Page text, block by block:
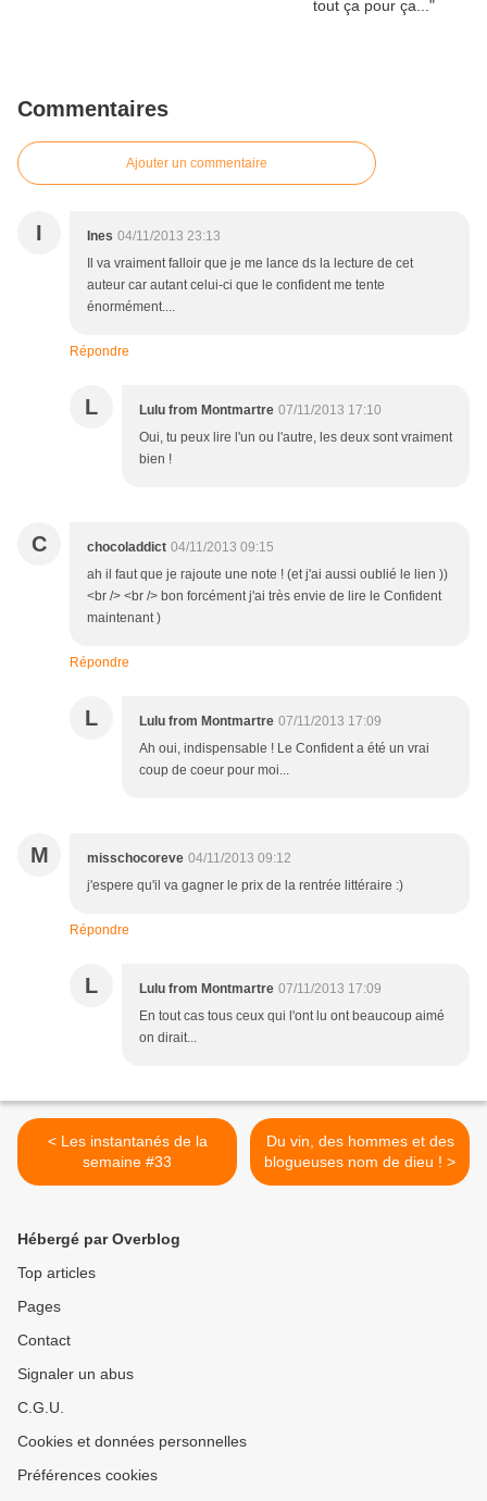
Commentaires
Ajouter un commentaire
I Ines 04/11/2013 23:13
Il va vraiment falloir que je me lance ds la lecture de cet
auteur car autant celui-ci que le confident me tente
énormément....
Répondre
L Lulu from Montmartre 07/11/2013 17:10
Oui, tu peux lire l'un ou l'autre, les deux sont vraiment
bien !
C chocoladdict 04/11/2013 09:15
ah il faut que je rajoute une note ! (et j'ai aussi oublié le lien ))
<br /> <br /> bon forcément j'ai très envie de lire le Confident
maintenant )
Répondre
L Lulu from Montmartre 07/11/2013 17:09
Ah oui, indispensable ! Le Confident a été un vrai
coup de coeur pour moi...
M misschocoreve 04/11/2013 09:12
j'espere qu'il va gagner le prix de la rentrée littéraire :)
Répondre
L Lulu from Montmartre 07/11/2013 17:09
En tout cas tous ceux qui l'ont lu ont beaucoup aimé
on dirait...
< Les instantanés de la
semaine #33
Du vin, des hommes et des
blogueuses nom de dieu ! >
Hébergé par Overblog
Top articles
Pages
Contact
Signaler un abus
C.G.U.
Cookies et données personnelles
Préférences cookies